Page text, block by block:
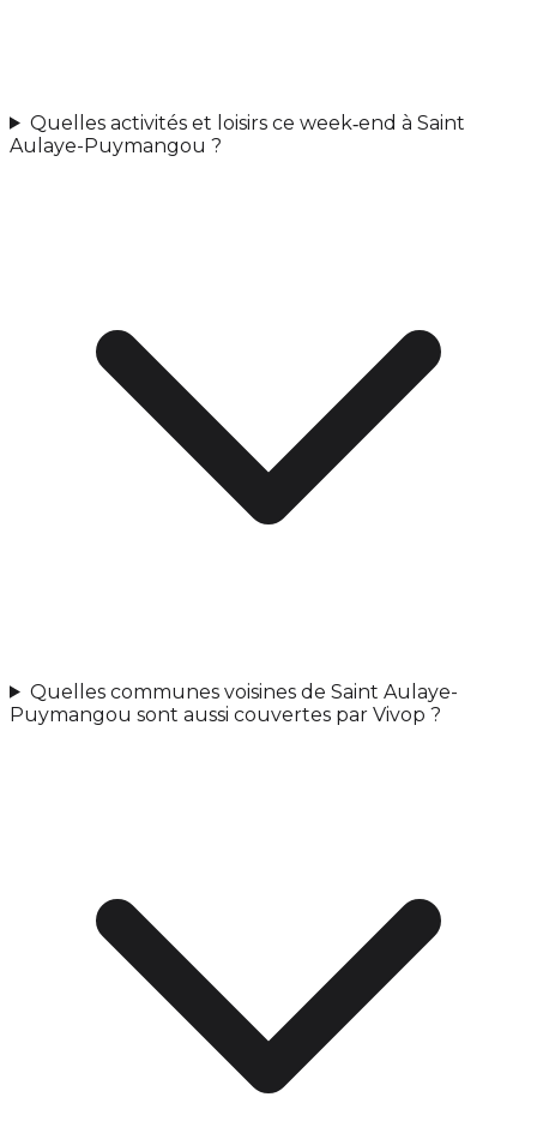
Quelles activités et loisirs ce week‑end à Saint
Aulaye-Puymangou ?
Quelles communes voisines de Saint Aulaye-
Puymangou sont aussi couvertes par Vivop ?